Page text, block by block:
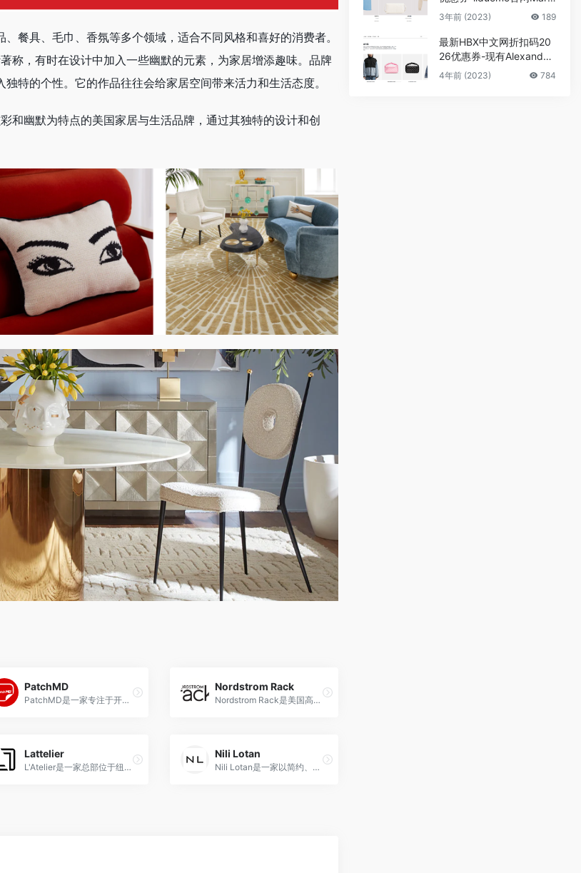
餐具、毛巾、香氛等多个领域，适合不同风格和喜好的消费者。
称，有时在设计中加入一些幽默的元素，为家居增添趣味。品牌
特的个性。它的作品往往会给家居空间带来活力和生活态度。
和幽默为特点的美国家居与生活品牌，通过其独特的设计和创
PatchMD
PatchMD是一家专注于开发贴片式营养补充产品的品牌，通过皮肤吸收提供便捷高效的营养补充方案。
Nordstrom Rack
Nordstrom Rack是美国高档百货Nordstrom的折扣店，经营的产品包括服装、鞋子、饰品、包包、珠宝等
Lattelier
L'Atelier是一家总部位于纽约的时尚品牌，成立于2020年，以现代、真实和多维的审美特色为特点，致力于提升日常服装的品质，创造永恒的时尚单品。
Nili Lotan
Nili Lotan是一家以简约、现代设计为特点的时尚品牌，致力于创造优雅、时尚的服装。
新款和经典款定价优势+7
3年前 (2023) 189
最新HBX中文网折扣码20
26优惠券-现有Alexander
Wang低至4折促销 含税直
4年前 (2023) 784